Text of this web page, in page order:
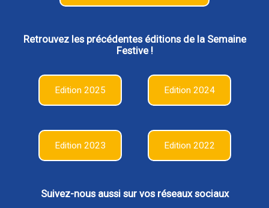
Retrouvez les précédentes éditions de la Semaine
Festive !
Edition 2025 Edition 2024
Edition 2023 Edition 2022
Suivez-nous aussi sur vos réseaux sociaux